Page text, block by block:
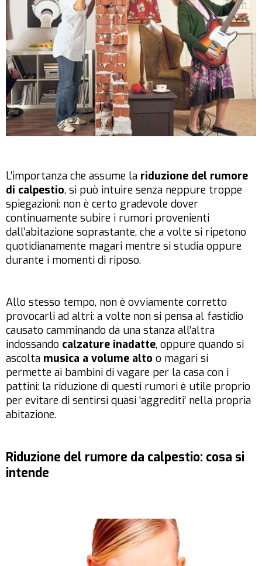
L’importanza che assume la riduzione del rumore
di calpestio, si può intuire senza neppure troppe
spiegazioni: non è certo gradevole dover
continuamente subire i rumori provenienti
dall’abitazione soprastante, che a volte si ripetono
quotidianamente magari mentre si studia oppure
durante i momenti di riposo.
Allo stesso tempo, non è ovviamente corretto
provocarli ad altri: a volte non si pensa al fastidio
causato camminando da una stanza all’altra
indossando calzature inadatte, oppure quando si
ascolta musica a volume alto o magari si
permette ai bambini di vagare per la casa con i
pattini: la riduzione di questi rumori è utile proprio
per evitare di sentirsi quasi ‘aggrediti’ nella propria
abitazione.
Riduzione del rumore da calpestio: cosa si
intende